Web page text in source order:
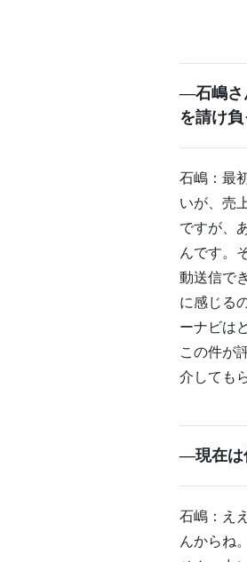
―石嶋さ
を請け
石嶋：最
いが、売
ですが、
んです。
動送信で
に感じる
ーナビは
この件が
介しても
―現在は
石嶋：え
んからね